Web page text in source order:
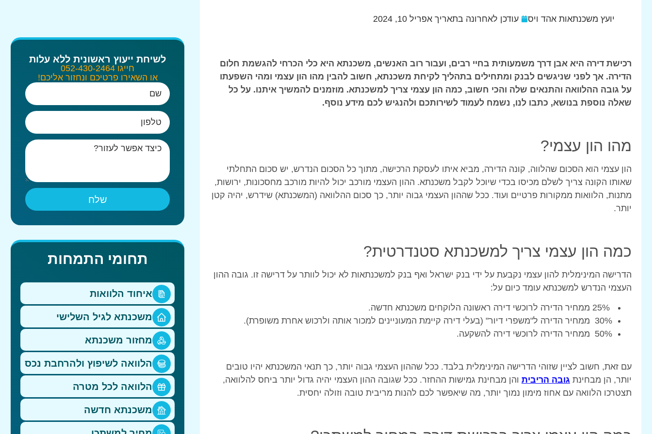
יועץ משכנתאות אהד ויס עודכן לאחרונה בתאריך אפריל 10, 2024
רכישת דירה היא אבן דרך משמעותית בחיי רבים, ועבור רוב האנשים, משכנתא היא כלי הכרחי להגשמת חלום
הדירה. אך לפני שניגשים לבנק ומתחילים בתהליך לקיחת משכנתא, חשוב להבין מהו הון עצמי ומהי השפעתו
על גובה ההלוואה והתנאים שלה והכי חשוב, כמה הון עצמי צריך למשכנתא. מוזמנים להמשיך איתנו. על כל
שאלה נוספת בנושא, כתבו לנו, נשמח לעמוד לשירותכם ולהנגיש לכם מידע נוסף.
מהו הון עצמי?
הון עצמי הוא הסכום שהלווה, קונה הדירה, מביא איתו לעסקת הרכישה, מתוך כל הסכום הנדרש, יש סכום התחלתי
שאותו הקונה צריך לשלם מכיסו בכדי שיוכל לקבל משכנתא. ההון העצמי מורכב יכול להיות מורכב מחסכונות, ירושות,
מתנות, הלוואות ממקורות פרטיים ועוד. ככל שההון העצמי גבוה יותר, כך סכום ההלוואה (המשכנתא) שידרש, יהיה קטן
יותר.
כמה הון עצמי צריך למשכנתא סטנדרטית?
הדרישה המינימלית להון עצמי נקבעת על ידי בנק ישראל ואף בנק למשכנתאות לא יכול לוותר על דרישה זו. גובה ההון
העצמי הנדרש למשכנתא עומד כיום על:
30% ממחיר הדירה ל"משפרי דיור" (בעלי דירה קיימת המעוניינים למכור אותה ולרכוש אחרת משופרת).
50% ממחיר הדירה לרוכשי דירה להשקעה.
עם זאת, חשוב לציין שזוהי הדרישה המינימלית בלבד. ככל שההון העצמי גבוה יותר, כך תנאי המשכנתא יהיו טובים
יותר, הן מבחינת גובה הריבית והן מבחינת גמישות ההחזר. ככל שגובה ההון העצמי יהיה גדול יותר ביחס להלוואה,
תצטרכו הלוואה עם אחוז מימון נמוך יותר, מה שיאפשר לכם להנות מריבית טובה וזולה יחסית.
לשיחת ייעוץ ראשונית ללא עלות
חייגו 052-430-2464
או השאירו פרטיכם ונחזור אליכם!
שלח
תחומי התמחות
איחוד הלוואות
משכנתא לגיל השלישי
מחזור משכנתא
הלוואה לשיפוץ ולהרחבת נכס
הלוואה לכל מטרה
משכנתא חדשה